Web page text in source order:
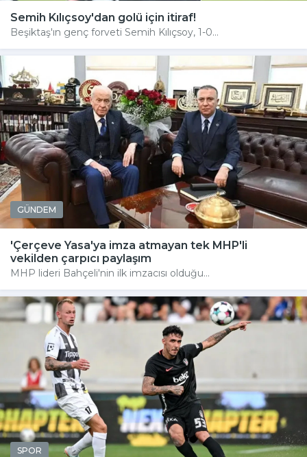
Semih Kılıçsoy'dan golü için itiraf!
Beşiktaş'ın genç forveti Semih Kılıçsoy, 1-0...
GÜNDEM
'Çerçeve Yasa'ya imza atmayan tek MHP'li
vekilden çarpıcı paylaşım
MHP lideri Bahçeli'nin ilk imzacısı olduğu...
SPOR